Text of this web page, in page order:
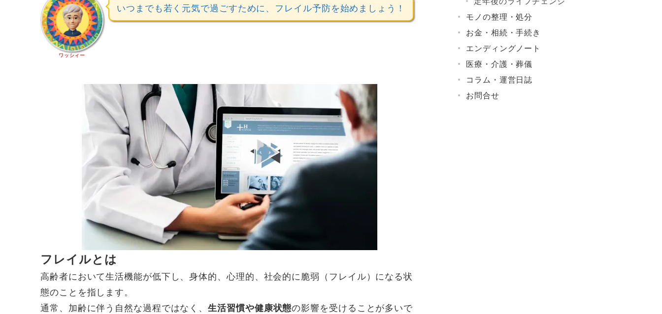
ワッシィー
いつまでも若く元気で過ごすために、フレイル予防を始めましょう！
フレイルとは
高齢者において生活機能が低下し、身体的、心理的、社会的に脆弱（フレイル）になる状
態のことを指します。
通常、加齢に伴う自然な過程ではなく、生活習慣や健康状態の影響を受けることが多いで
モノの整理・処分
お金・相続・手続き
エンディングノート
医療・介護・葬儀
コラム・運営日誌
お問合せ